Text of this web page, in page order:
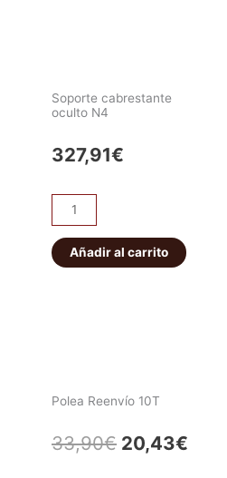
Soporte cabrestante
oculto N4
327,91€
Soporte
cabrestante
oculto
N4
Añadir al carrito
Polea Reenvío 10T
33,90€ El
20,43€